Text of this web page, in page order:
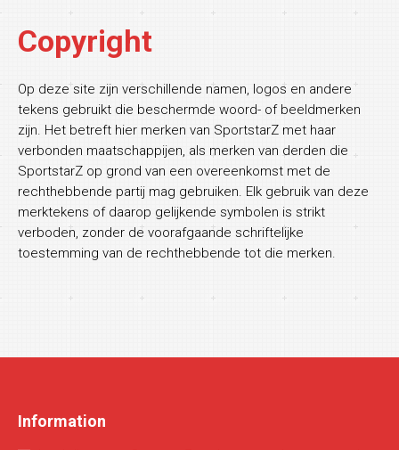
Copyright
Op deze site zijn verschillende namen, logos en andere
tekens gebruikt die beschermde woord- of beeldmerken
zijn. Het betreft hier merken van SportstarZ met haar
verbonden maatschappijen, als merken van derden die
SportstarZ op grond van een overeenkomst met de
rechthebbende partij mag gebruiken. Elk gebruik van deze
merktekens of daarop gelijkende symbolen is strikt
verboden, zonder de voorafgaande schriftelijke
toestemming van de rechthebbende tot die merken.
Information